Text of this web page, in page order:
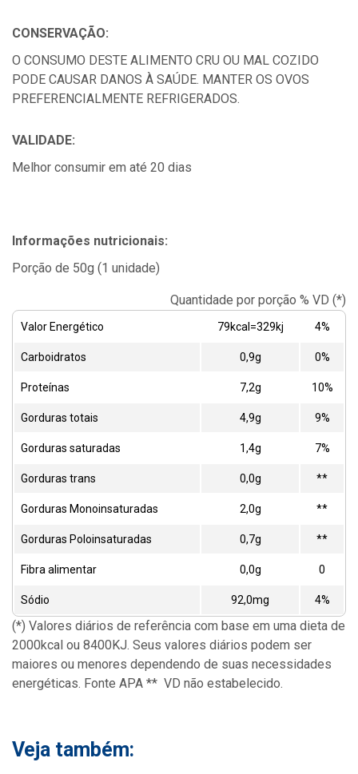
CONSERVAÇÃO:
O CONSUMO DESTE ALIMENTO CRU OU MAL COZIDO
PODE CAUSAR DANOS À SAÚDE. MANTER OS OVOS
PREFERENCIALMENTE REFRIGERADOS.
VALIDADE:
Melhor consumir em até 20 dias
Informações nutricionais:
Porção de 50g (1 unidade)
Quantidade por porção % VD (*)
Valor Energético 79kcal=329kj 4%
Carboidratos 0,9g 0%
Proteínas 7,2g 10%
Gorduras totais 4,9g 9%
Gorduras saturadas 1,4g 7%
Gorduras trans 0,0g **
Gorduras Monoinsaturadas 2,0g **
Gorduras Poloinsaturadas 0,7g **
Fibra alimentar 0,0g 0
Sódio 92,0mg 4%
(*) Valores diários de referência com base em uma dieta de
2000kcal ou 8400KJ. Seus valores diários podem ser
maiores ou menores dependendo de suas necessidades
energéticas. Fonte APA ** VD não estabelecido.
Veja também: